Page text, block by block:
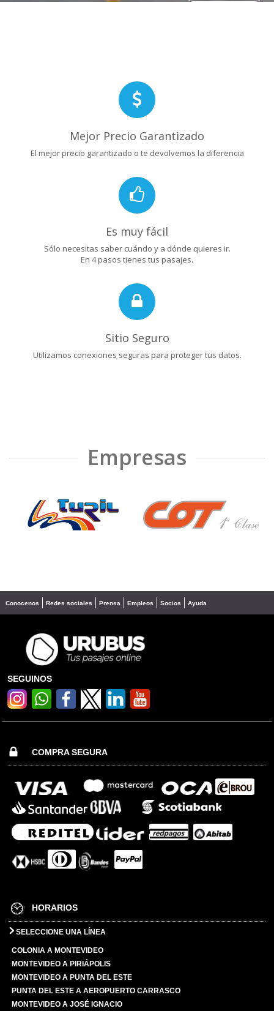
Mejor Precio Garantizado
El mejor precio garantizado o te devolvemos la diferencia
Es muy fácil
Sólo necesitas saber cuándo y a dónde quieres ir.
En 4 pasos tienes tus pasajes.
Sitio Seguro
Utilizamos conexiones seguras para proteger tus datos.
Empresas
❮ ❯
Conocenos Redes sociales Prensa Empleos Socios Ayuda
SEGUINOS
COMPRA SEGURA
HORARIOS
SELECCIONE UNA LÍNEA
COLONIA A MONTEVIDEO
MONTEVIDEO A PIRIÁPOLIS
MONTEVIDEO A PUNTA DEL ESTE
PUNTA DEL ESTE A AEROPUERTO CARRASCO
MONTEVIDEO A JOSÉ IGNACIO